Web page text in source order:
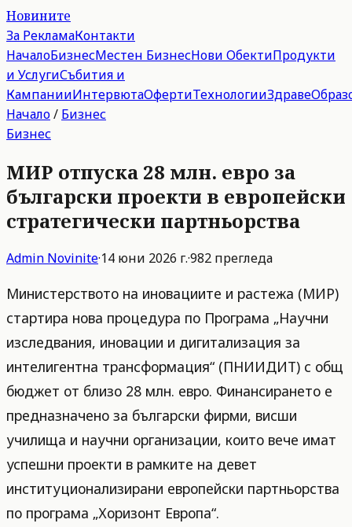
Новините
За РекламаКонтакти
НачалоБизнесМестен БизнесНови ОбектиПродукти
и УслугиСъбития и
КампанииИнтервютаОфертиТехнологииЗдраве
Начало/ Бизнес
Бизнес
МИР отпуска 28 млн. евро за
български проекти в европейски
стратегически партньорства
Admin Novinite·14 юни 2026 г.·982 прегледа
Министерството на иновациите и растежа (МИР)
стартира нова процедура по Програма „Научни
изследвания, иновации и дигитализация за
интелигентна трансформация“ (ПНИИДИТ) с общ
бюджет от близо 28 млн. евро. Финансирането е
предназначено за български фирми, висши
училища и научни организации, които вече имат
успешни проекти в рамките на девет
институционализирани европейски партньорства
по програма „Хоризонт Европа“.